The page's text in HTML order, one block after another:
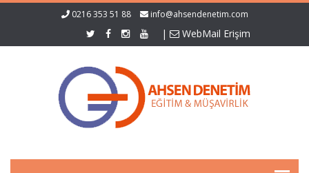
0216 353 51 88 info@ahsendenetim.com
| WebMail Erişim